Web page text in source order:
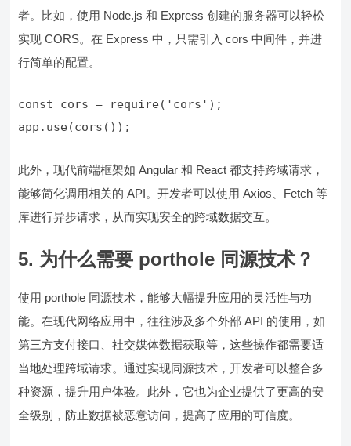
者。比如，使用 Node.js 和 Express 创建的服务器可以轻松
实现 CORS。在 Express 中，只需引入 cors 中间件，并进
行简单的配置。
app.use(cors());
此外，现代前端框架如 Angular 和 React 都支持跨域请求，
能够简化调用相关的 API。开发者可以使用 Axios、Fetch 等
库进行异步请求，从而实现安全的跨域数据交互。
5. 为什么需要 porthole 同源技术？
使用 porthole 同源技术，能够大幅提升应用的灵活性与功
能。在现代网络应用中，往往涉及多个外部 API 的使用，如
第三方支付接口、社交媒体数据获取等，这些操作都需要适
当地处理跨域请求。通过实现同源技术，开发者可以整合多
种资源，提升用户体验。此外，它也为企业提供了更高的安
全级别，防止数据被恶意访问，提高了应用的可信度。